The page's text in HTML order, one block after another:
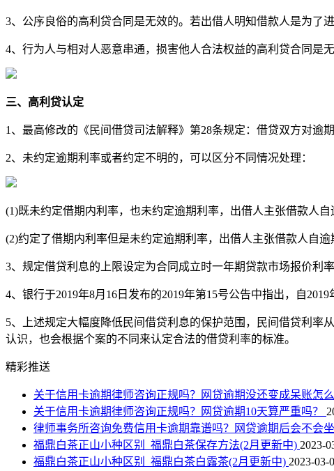
3、公序良俗的高利贷合同是无效的。若出借人明知借款人是为了
4、行为人与相对人恶意串通，损害他人合法权益的高利贷合同是无
三、高利贷认定
1、最高修改的《民间借贷司法解释》第28条规定：借贷双方对逾
2、未约定逾期利率或者约定不明的，可以区分不同情况处理：
(1)既未约定借期内利率，也未约定逾期利率，出借人主张借款人
(2)约定了借期内利率但是未约定逾期利率，出借人主张借款人自
3、规定借贷利息的上限设定为合同成立时一年期贷款市场报价利率
4、银行于2019年8月16日发布的2019年第15号公告中指出，自
5、上述规定大幅度降低民间借贷利息的保护范围，民间借贷利率
认识，也会根据个案的不同来认定合法的借贷利率的标准。
精彩推送
关于信用卡逾期律师咨询正规吗？网贷逾期没还变成呆账怎
关于信用卡逾期律师咨询正规吗？网贷逾期10天算严重吗？
律师事务所咨询免费信用卡逾期靠谱吗？网贷逾期后会不会
福鼎白茶正山小种区别_福鼎白茶保存方法(2月更新中) 2023-
福鼎白茶正山小种区别_福鼎白茶白露茶(2月更新中) 2023-03-